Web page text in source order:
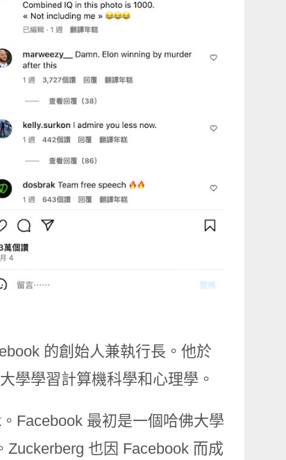
的創始人兼執行長。他於
學學習計算機科學和心理學。
Facebook 最初是一個哈佛大學
也因 Facebook 而成